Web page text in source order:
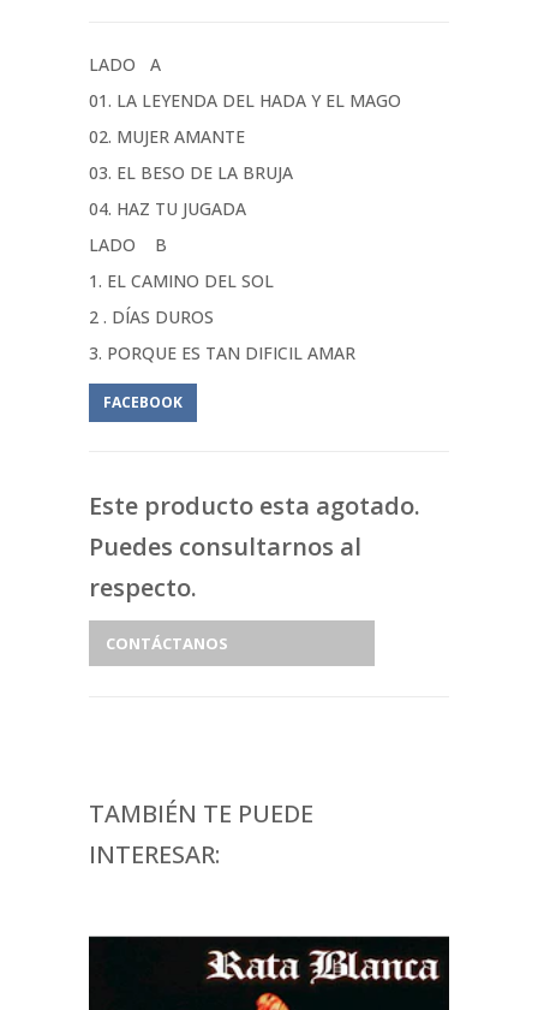
LADO A
01. LA LEYENDA DEL HADA Y EL MAGO
02. MUJER AMANTE
03. EL BESO DE LA BRUJA
04. HAZ TU JUGADA
LADO B
1. EL CAMINO DEL SOL
2 . DÍAS DUROS
3. PORQUE ES TAN DIFICIL AMAR
FACEBOOK
Este producto esta agotado.
Puedes consultarnos al
respecto.
CONTÁCTANOS
TAMBIÉN TE PUEDE
INTERESAR: